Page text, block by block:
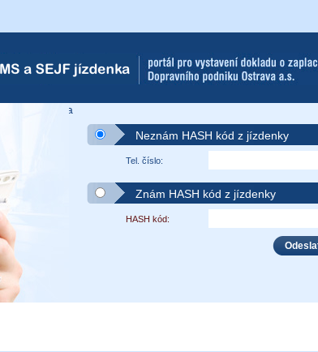
Jízdenka
Ostrava
Neznám HASH kód z jízdenky
Tel. číslo:
Znám HASH kód z jízdenky
HASH kód: